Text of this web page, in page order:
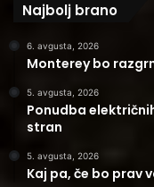
Najbolj brano
6. avgusta, 2026
Monterey bo
5. avgusta, 2026
Ponudba
stran
5. avgusta, 2026
Kaj pa, če bo prav